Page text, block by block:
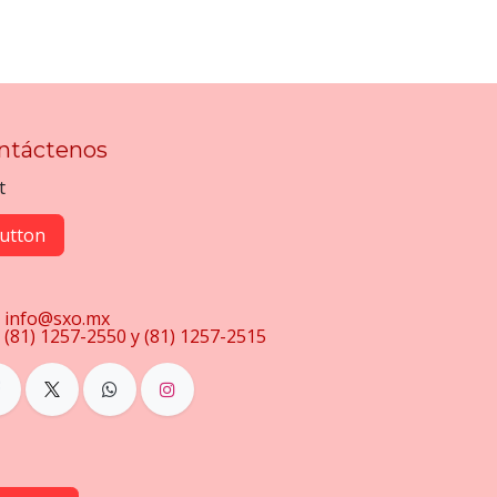
info@sxo.mx
(81) 1257-2550 y (81) 1257-2515